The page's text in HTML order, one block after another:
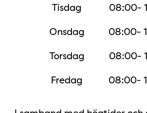
Tisdag
08:00-
Onsdag
08:00-
Torsdag
08:00-
Fredag
08:00-